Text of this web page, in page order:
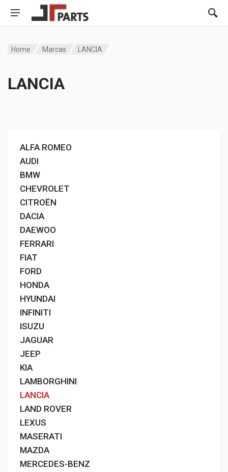
Home Marcas LANCIA
LANCIA
ALFA ROMEO
AUDI
BMW
CHEVROLET
CITROËN
DACIA
DAEWOO
FERRARI
FIAT
FORD
HONDA
HYUNDAI
INFINITI
ISUZU
JAGUAR
JEEP
KIA
LAMBORGHINI
LANCIA
LAND ROVER
LEXUS
MASERATI
MAZDA
MERCEDES-BENZ